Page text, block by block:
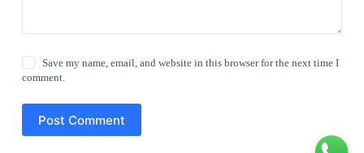
Save my name, email, and website in this browser for the next time I
comment.
Post Comment